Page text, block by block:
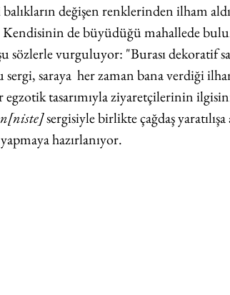
değişen renklerinden ilham
Kendisinin de büyüdüğü mahallede
vurguluyor: "Burası dekoratif
saraya  her zaman bana verdiği
egzotik tasarımıyla ziyaretçilerinin
sergisiyle birlikte çağdaş
hazırlanıyor.